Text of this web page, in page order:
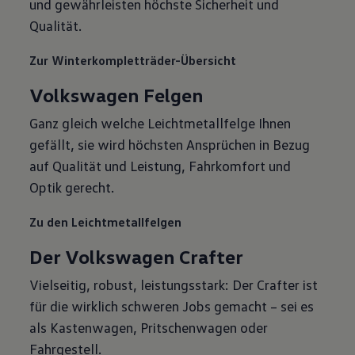
und gewährleisten höchste Sicherheit und
Qualität.
Zur Winterkompletträder-Übersicht
Volkswagen Felgen
Ganz gleich welche Leichtmetallfelge Ihnen
gefällt, sie wird höchsten Ansprüchen in Bezug
auf Qualität und Leistung, Fahrkomfort und
Optik gerecht.
Zu den Leichtmetallfelgen
Der Volkswagen Crafter
Vielseitig, robust, leistungsstark: Der Crafter ist
für die wirklich schweren Jobs gemacht – sei es
als Kastenwagen, Pritschenwagen oder
Fahrgestell.